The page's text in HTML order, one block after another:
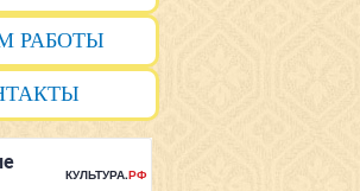
РАБОТЫ